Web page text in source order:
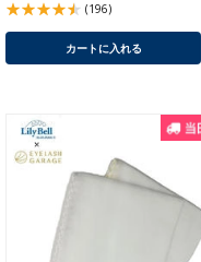
(196)
カートに入れる